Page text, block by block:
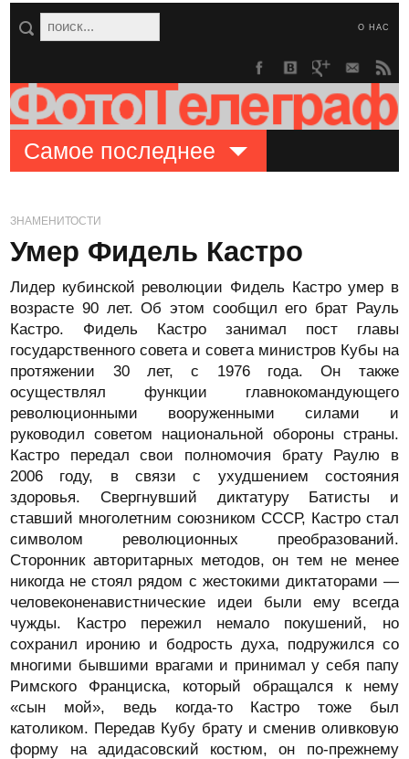
О НАС
Самое последнее
ЗНАМЕНИТОСТИ
Умер Фидель Кастро
Лидер кубинской революции Фидель Кастро умер в
возрасте 90 лет. Об этом сообщил его брат Рауль
Кастро. Фидель Кастро занимал пост главы
государственного совета и совета министров Кубы на
протяжении 30 лет, с 1976 года. Он также
осуществлял функции главнокомандующего
революционными вооруженными силами и
руководил советом национальной обороны страны.
Кастро передал свои полномочия брату Раулю в
2006 году, в связи с ухудшением состояния
здоровья. Свергнувший диктатуру Батисты и
ставший многолетним союзником СССР, Кастро стал
символом революционных преобразований.
Сторонник авторитарных методов, он тем не менее
никогда не стоял рядом с жестокими диктаторами —
человеконенавистнические идеи были ему всегда
чужды. Кастро пережил немало покушений, но
сохранил иронию и бодрость духа, подружился со
многими бывшими врагами и принимал у себя папу
Римского Франциска, который обращался к нему
«сын мой», ведь когда-то Кастро тоже был
католиком. Передав Кубу брату и сменив оливковую
форму на адидасовский костюм, он по-прежнему